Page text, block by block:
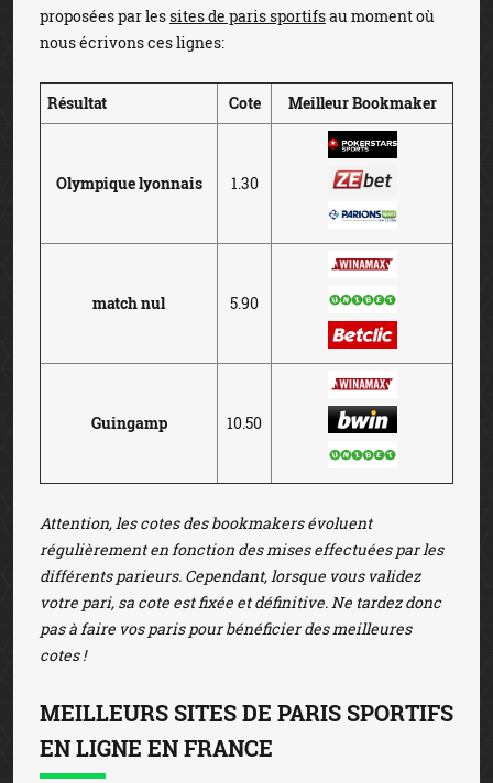
proposées par lessites de paris sportifsau moment où
nous écrivons ces lignes:
Résultat Cote Meilleur Bookmaker
Olympique lyonnais 1.30
match nul 5.90
Guingamp 10.50
Attention, les cotes des bookmakers évoluent
régulièrement en fonction des mises effectuées par les
différents parieurs. Cependant, lorsque vous validez
votre pari, sa cote est fixée et définitive. Ne tardez donc
pas à faire vos paris pour bénéficier des meilleures
cotes !
MEILLEURS SITES DE PARIS SPORTIFS
EN LIGNE EN FRANCE